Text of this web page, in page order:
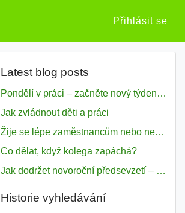
Přihlásit se
Latest blog posts
Pondělí v práci – začněte nový týden s motivací
Jak zvládnout děti a práci
Žije se lépe zaměstnancům nebo nezavislým pracovníkům
Co dělat, když kolega zapáchá?
Jak dodržet novoroční předsevzetí – naše tipy pro dobrý začátek roku 2018
Historie vyhledávání